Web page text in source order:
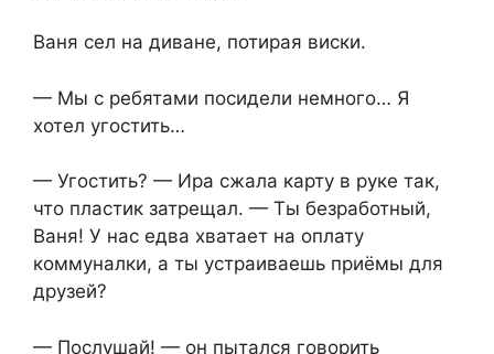
Ваня сел на диване, потирая виски.
— Мы с ребятами посидели немного… Я
хотел угостить…
— Угостить? — Ира сжала карту в руке так,
что пластик затрещал. — Ты безработный,
Ваня! У нас едва хватает на оплату
коммуналки, а ты устраиваешь приёмы для
друзей?
— Послушай! — он пытался говорить